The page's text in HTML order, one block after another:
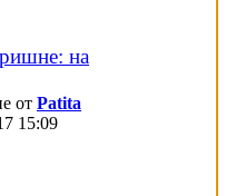
на
от Patita
15:09